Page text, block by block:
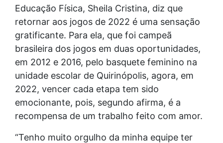
Educação Física, Sheila Cristina, diz que
retornar aos jogos de 2022 é uma sensação
gratificante. Para ela, que foi campeã
brasileira dos jogos em duas oportunidades,
em 2012 e 2016, pelo basquete feminino na
unidade escolar de Quirinópolis, agora, em
2022, vencer cada etapa tem sido
emocionante, pois, segundo afirma, é a
recompensa de um trabalho feito com amor.
“Tenho muito orgulho da minha equipe ter